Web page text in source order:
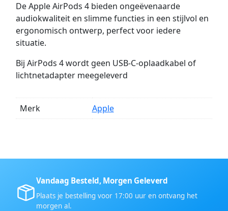
De Apple AirPods 4 bieden ongeëvenaarde
audiokwaliteit en slimme functies in een stijlvol en
ergonomisch ontwerp, perfect voor iedere
situatie.
Bij AirPods 4 wordt geen USB-C-oplaadkabel of
lichtnetadapter meegeleverd
Merk Apple
Vandaag Besteld, Morgen Geleverd
Plaats je bestelling voor 17:00 uur en ontvang het
morgen al.